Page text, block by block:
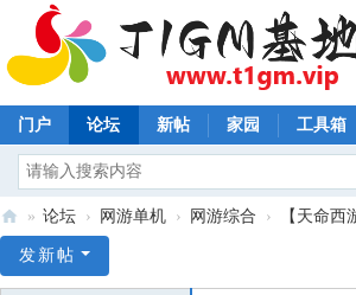
门户 论坛 新帖 家园 工具箱
1
» 论坛 › 网游单机 › 网游综合 › 【天命
发新帖